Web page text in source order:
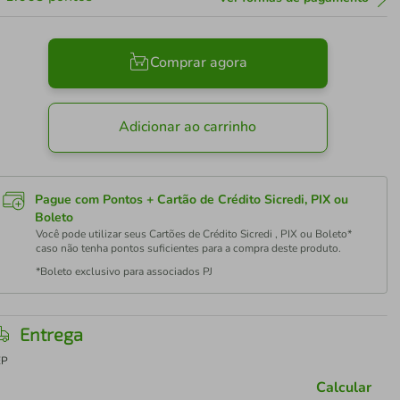
Comprar agora
Adicionar ao carrinho
Pague com Pontos + Cartão de Crédito Sicredi, PIX ou
Boleto
Você pode utilizar seus Cartões de Crédito Sicredi , PIX ou Boleto*
caso não tenha pontos suficientes para a compra deste produto.
*Boleto exclusivo para associados PJ
Entrega
Calcular